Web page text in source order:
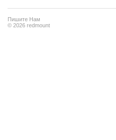
Пишите Нам
© 2026 redmount